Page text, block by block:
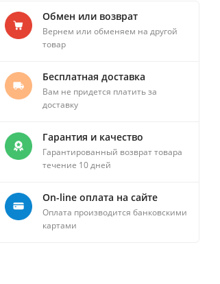
Обмен или возврат
Вернем или обменяем на другой
товар
Бесплатная доставка
Вам не придется платить за
доставку
Гарантия и качество
Гарантированный возврат товара
течение 10 дней
On-line оплата на сайте
Оплата производится банковскими
картами